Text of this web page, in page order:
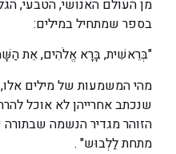
מן העולם האנושי, הטבעי,
בספר שמתחיל במילים:
"בְּרֵאשִׁית, בָּרָא אֱלֹהִים, אֵת
מהי המשמעות של מילים
שנכתב אחרייהן לא אוכל
הזוהר מגדיר הנשמה
מתחת לַלְבוּש" .